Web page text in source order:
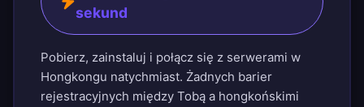
sekund
Pobierz, zainstaluj i połącz się z serwerami w
Hongkongu natychmiast. Żadnych barier
rejestracyjnych między Tobą a hongkońskimi